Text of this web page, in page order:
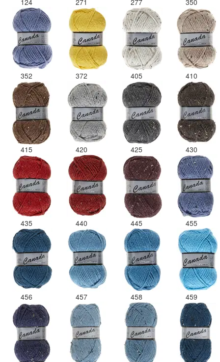
124 271 277 350
352 372 405 410
415 420 425 430
435 440 445 455
456 457 458 459